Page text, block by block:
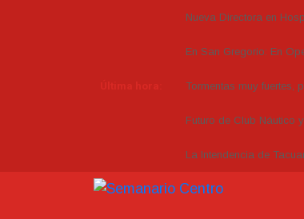
Nueva Directora en
En San Gregorio: En
Tormentas muy fuertes,
Futuro de Club Náutico
La Intendencia de